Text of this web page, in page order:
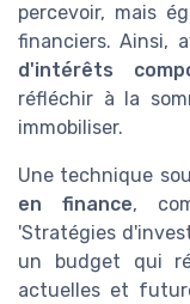
percevoir, mais
financiers. Ainsi,
d'intérêts
réfléchir à la
immobiliser.
Une technique
en finance,
'Stratégies
un budget qui
actuelles et